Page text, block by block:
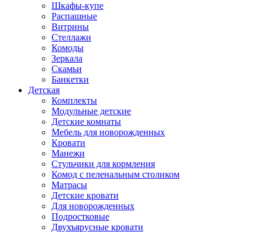
Шкафы-купе
Распашные
Витрины
Стеллажи
Комоды
Зеркала
Скамьи
Банкетки
Детская
Комплекты
Модульные детские
Детские комнаты
Мебель для новорожденных
Кровати
Манежи
Стульчики для кормления
Комод с пеленальным столиком
Матрасы
Детские кровати
Для новорожденных
Подростковые
Двухъярусные кровати